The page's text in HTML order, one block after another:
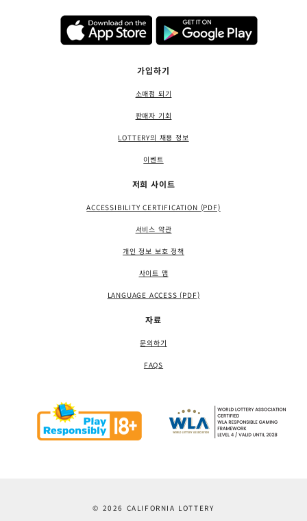
가입하기
소매점 되기
판매자 기회
LOTTERY의 채용 정보
이벤트
저희 사이트
ACCESSIBILITY CERTIFICATION (PDF)
서비스 약관
개인 정보 보호 정책
사이트 맵
LANGUAGE ACCESS (PDF)
자료
문의하기
FAQS
© 2026 CALIFORNIA LOTTERY